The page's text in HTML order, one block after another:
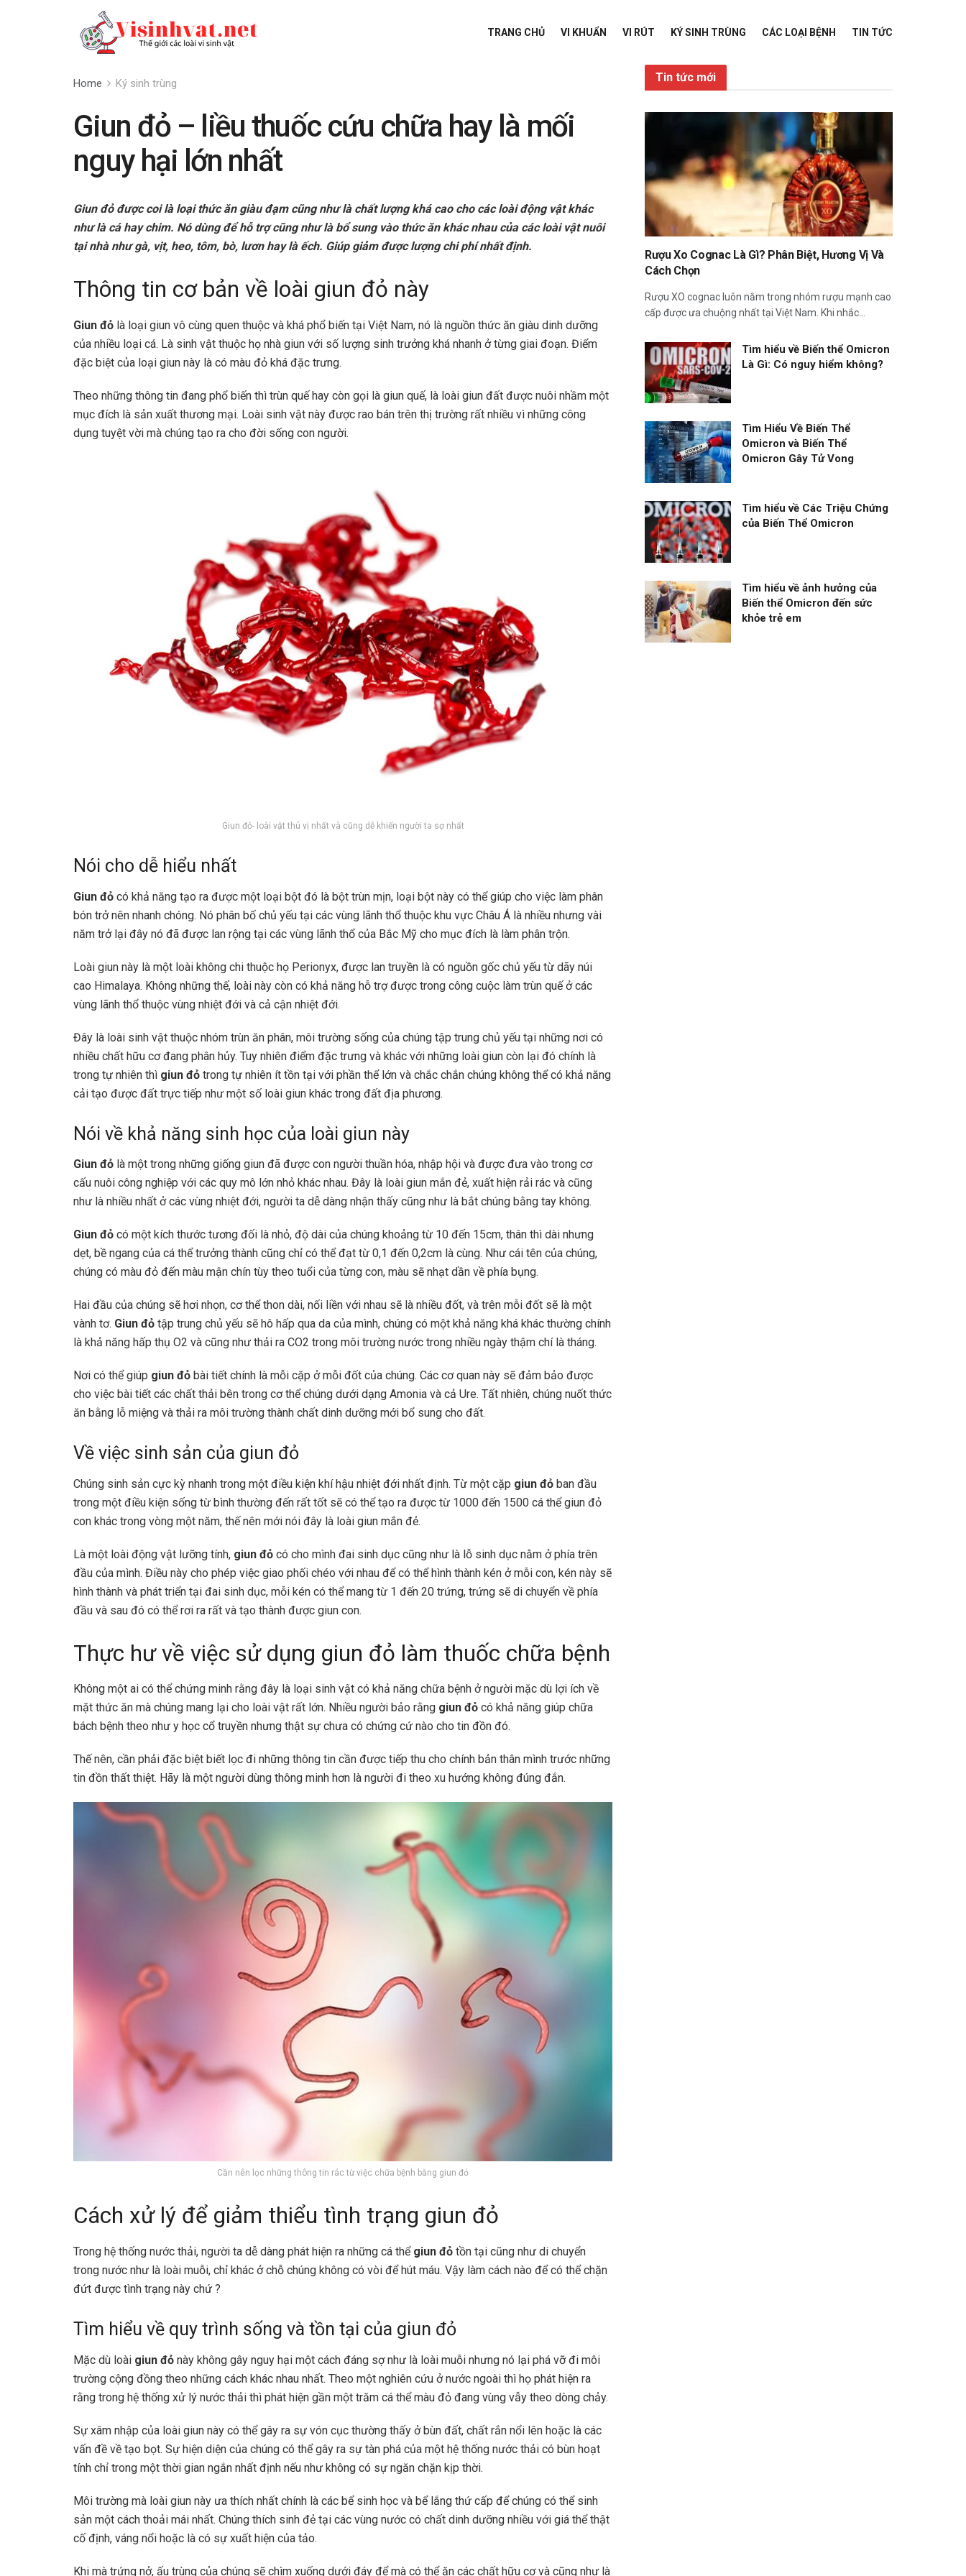
TRANG CHỦ VI KHUẨN VI RÚT KÝ SINH TRÙNG CÁC LOẠI BỆNH TIN TỨC
Home Ký sinh trùng
Giun đỏ – liều thuốc cứu chữa hay là mối
nguy hại lớn nhất
Giun đỏ được coi là loại thức ăn giàu đạm cũng như là chất lượng khá cao cho các loài động vật khác
như là cá hay chim. Nó dùng để hỗ trợ cũng như là bổ sung vào thức ăn khác nhau của các loài vật nuôi
tại nhà như gà, vịt, heo, tôm, bò, lươn hay là ếch. Giúp giảm được lượng chi phí nhất định.
Thông tin cơ bản về loài giun đỏ này
Giun đỏ là loại giun vô cùng quen thuộc và khá phổ biến tại Việt Nam, nó là nguồn thức ăn giàu dinh dưỡng
của nhiều loại cá. Là sinh vật thuộc họ nhà giun với số lượng sinh trưởng khá nhanh ở từng giai đoạn. Điểm
đặc biệt của loại giun này là có màu đỏ khá đặc trưng.
Theo những thông tin đang phổ biến thì trùn quế hay còn gọi là giun quế, là loài giun đất được nuôi nhầm một
mục đích là sản xuất thương mại. Loài sinh vật này được rao bán trên thị trường rất nhiều vì những công
dụng tuyệt vời mà chúng tạo ra cho đời sống con người.
Giun đỏ- loài vật thú vị nhất và cũng dễ khiến người ta sợ nhất
Nói cho dễ hiểu nhất
Giun đỏ có khả năng tạo ra được một loại bột đó là bột trùn mịn, loại bột này có thể giúp cho việc làm phân
bón trở nên nhanh chóng. Nó phân bố chủ yếu tại các vùng lãnh thổ thuộc khu vực Châu Á là nhiều nhưng vài
năm trở lại đây nó đã được lan rộng tại các vùng lãnh thổ của Bắc Mỹ cho mục đích là làm phân trộn.
Loài giun này là một loài không chi thuộc họ Perionyx, được lan truyền là có nguồn gốc chủ yếu từ dãy núi
cao Himalaya. Không những thế, loài này còn có khả năng hỗ trợ được trong công cuộc làm trùn quế ở các
vùng lãnh thổ thuộc vùng nhiệt đới và cả cận nhiệt đới.
Đây là loài sinh vật thuộc nhóm trùn ăn phân, môi trường sống của chúng tập trung chủ yếu tại những nơi có
nhiều chất hữu cơ đang phân hủy. Tuy nhiên điểm đặc trưng và khác với những loài giun còn lại đó chính là
trong tự nhiên thì giun đỏ trong tự nhiên ít tồn tại với phần thể lớn và chắc chắn chúng không thể có khả năng
cải tạo được đất trực tiếp như một số loài giun khác trong đất địa phương.
Nói về khả năng sinh học của loài giun này
Giun đỏ là một trong những giống giun đã được con người thuần hóa, nhập hội và được đưa vào trong cơ
cấu nuôi công nghiệp với các quy mô lớn nhỏ khác nhau. Đây là loài giun mắn đẻ, xuất hiện rải rác và cũng
như là nhiều nhất ở các vùng nhiệt đới, người ta dễ dàng nhận thấy cũng như là bắt chúng bằng tay không.
Giun đỏ có một kích thước tương đối là nhỏ, độ dài của chúng khoảng từ 10 đến 15cm, thân thì dài nhưng
dẹt, bề ngang của cá thể trưởng thành cũng chỉ có thể đạt từ 0,1 đến 0,2cm là cùng. Như cái tên của chúng,
chúng có màu đỏ đến màu mận chín tùy theo tuổi của từng con, màu sẽ nhạt dần về phía bụng.
Hai đầu của chúng sẽ hơi nhọn, cơ thể thon dài, nối liền với nhau sẽ là nhiều đốt, và trên mỗi đốt sẽ là một
vành tơ. Giun đỏ tập trung chủ yếu sẽ hô hấp qua da của mình, chúng có một khả năng khá khác thường chính
là khả năng hấp thụ O2 và cũng như thải ra CO2 trong môi trường nước trong nhiều ngày thậm chí là tháng.
Nơi có thể giúp giun đỏ bài tiết chính là mỗi cặp ở mỗi đốt của chúng. Các cơ quan này sẽ đảm bảo được
cho việc bài tiết các chất thải bên trong cơ thể chúng dưới dạng Amonia và cả Ure. Tất nhiên, chúng nuốt thức
ăn bằng lỗ miệng và thải ra môi trường thành chất dinh dưỡng mới bổ sung cho đất.
Về việc sinh sản của giun đỏ
Chúng sinh sản cực kỳ nhanh trong một điều kiện khí hậu nhiệt đới nhất định. Từ một cặp giun đỏ ban đầu
trong một điều kiện sống từ bình thường đến rất tốt sẽ có thể tạo ra được từ 1000 đến 1500 cá thể giun đỏ
con khác trong vòng một năm, thế nên mới nói đây là loài giun mắn đẻ.
Là một loài động vật lưỡng tính, giun đỏ có cho mình đai sinh dục cũng như là lỗ sinh dục nằm ở phía trên
đầu của mình. Điều này cho phép việc giao phối chéo với nhau để có thể hình thành kén ở mỗi con, kén này sẽ
hình thành và phát triển tại đai sinh dục, mỗi kén có thể mang từ 1 đến 20 trứng, trứng sẽ di chuyển về phía
đầu và sau đó có thể rơi ra rất và tạo thành được giun con.
Thực hư về việc sử dụng giun đỏ làm thuốc chữa bệnh
Không một ai có thể chứng minh rằng đây là loại sinh vật có khả năng chữa bệnh ở người mặc dù lợi ích về
mặt thức ăn mà chúng mang lại cho loài vật rất lớn. Nhiều người bảo rằng giun đỏ có khả năng giúp chữa
bách bệnh theo như y học cổ truyền nhưng thật sự chưa có chứng cứ nào cho tin đồn đó.
Thế nên, cần phải đặc biệt biết lọc đi những thông tin cần được tiếp thu cho chính bản thân mình trước những
tin đồn thất thiệt. Hãy là một người dùng thông minh hơn là người đi theo xu hướng không đúng đắn.
Cần nên lọc những thông tin rác từ việc chữa bệnh bằng giun đỏ
Cách xử lý để giảm thiểu tình trạng giun đỏ
Trong hệ thống nước thải, người ta dễ dàng phát hiện ra những cá thể giun đỏ tồn tại cũng như di chuyển
trong nước như là loài muỗi, chỉ khác ở chỗ chúng không có vòi để hút máu. Vậy làm cách nào để có thể chặn
đứt được tình trạng này chứ ?
Tìm hiểu về quy trình sống và tồn tại của giun đỏ
Mặc dù loài giun đỏ này không gây nguy hại một cách đáng sợ như là loài muỗi nhưng nó lại phá vỡ đi môi
trường cộng đồng theo những cách khác nhau nhất. Theo một nghiên cứu ở nước ngoài thì họ phát hiện ra
rằng trong hệ thống xử lý nước thải thì phát hiện gần một trăm cá thể màu đỏ đang vùng vẫy theo dòng chảy.
Sự xâm nhập của loài giun này có thể gây ra sự vón cục thường thấy ở bùn đất, chất rắn nổi lên hoặc là các
vấn đề về tạo bọt. Sự hiện diện của chúng có thể gây ra sự tàn phá của một hệ thống nước thải có bùn hoạt
tính chỉ trong một thời gian ngắn nhất định nếu như không có sự ngăn chặn kịp thời.
Môi trường mà loài giun này ưa thích nhất chính là các bể sinh học và bể lắng thứ cấp để chúng có thể sinh
sản một cách thoải mái nhất. Chúng thích sinh đẻ tại các vùng nước có chất dinh dưỡng nhiều với giá thể thật
cố định, váng nổi hoặc là có sự xuất hiện của tảo.
Khi mà trứng nở, ấu trùng của chúng sẽ chìm xuống dưới đáy để mà có thể ăn các chất hữu cơ và cũng như là
Tin tức mới
Rượu Xo Cognac Là Gì? Phân Biệt, Hương Vị Và
Cách Chọn
Rượu XO cognac luôn nằm trong nhóm rượu mạnh cao
cấp được ưa chuộng nhất tại Việt Nam. Khi nhắc...
Tìm hiểu về Biến thể Omicron
Là Gì: Có nguy hiểm không?
Tìm Hiểu Về Biến Thể
Omicron và Biến Thể
Omicron Gây Tử Vong
Tìm hiểu về Các Triệu Chứng
của Biến Thể Omicron
Tìm hiểu về ảnh hưởng của
Biến thể Omicron đến sức
khỏe trẻ em